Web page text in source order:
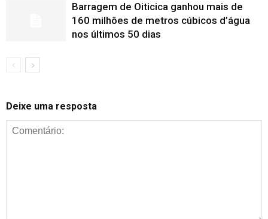
Barragem de Oiticica ganhou mais de
160 milhões de metros cúbicos d’água
nos últimos 50 dias
Deixe uma resposta